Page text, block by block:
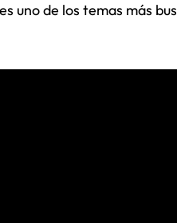
uno de los temas más